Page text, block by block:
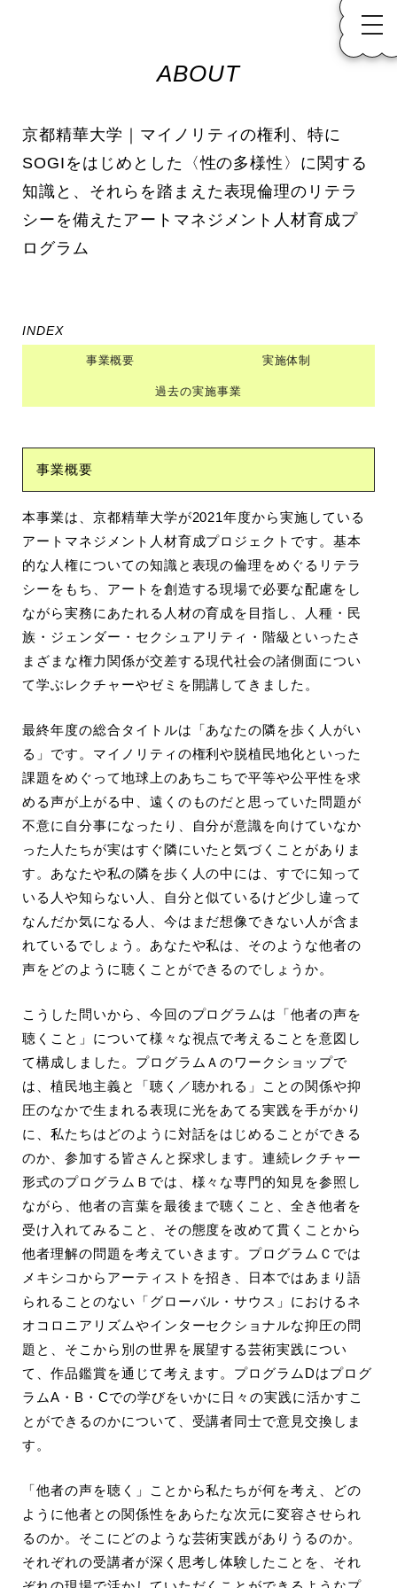
ABOUT
京都精華大学｜マイノリティの権利、特に
SOGIをはじめとした〈性の多様性〉に関する
知識と、それらを踏まえた表現倫理のリテラ
シーを備えたアートマネジメント人材育成プ
ログラム
INDEX
事業概要 実施体制
過去の実施事業
事業概要
本事業は、京都精華大学が2021年度から実施している
アートマネジメント人材育成プロジェクトです。基本
的な人権についての知識と表現の倫理をめぐるリテラ
シーをもち、アートを創造する現場で必要な配慮をし
ながら実務にあたれる人材の育成を目指し、人種・民
族・ジェンダー・セクシュアリティ・階級といったさ
まざまな権力関係が交差する現代社会の諸側面につい
て学ぶレクチャーやゼミを開講してきました。
最終年度の総合タイトルは「あなたの隣を歩く人がい
る」です。マイノリティの権利や脱植民地化といった
課題をめぐって地球上のあちこちで平等や公平性を求
める声が上がる中、遠くのものだと思っていた問題が
不意に自分事になったり、自分が意識を向けていなか
った人たちが実はすぐ隣にいたと気づくことがありま
す。あなたや私の隣を歩く人の中には、すでに知って
いる人や知らない人、自分と似ているけど少し違って
なんだか気になる人、今はまだ想像できない人が含ま
れているでしょう。あなたや私は、そのような他者の
声をどのように聴くことができるのでしょうか。
こうした問いから、今回のプログラムは「他者の声を
聴くこと」について様々な視点で考えること を意図し
て構成しました。プログラムＡのワークショップで
は、植民地主義と「聴く／聴かれる」ことの関係や抑
圧のなかで生まれる表現に光をあてる実践を手がかり
に、私たちはどのように対話をはじめることができる
のか、参加する皆さんと探求します。連続レクチャー
形式のプログラムＢでは、様々な専門的知見を参照し
ながら、他者の言葉を最後まで聴くこと、全き他者を
受け入れてみること、その態度を改めて貫くことから
他者理解の問題を考えていきます。プログラムＣでは
メキシコからアーティストを招き、日本ではあまり語
られることのない「グローバル・サウス」におけるネ
オコロニアリズムやインターセクショナルな抑圧の問
題と、そこから別の世界を展望する芸術実践につい
て、作品鑑賞を通じて考えます。プログラムDはプログ
ラムA・B・Cでの学びをいかに日々の実践に活かすこ
とができるのかについて、受講者同士で意見交換しま
す。
「他者の声を聴く」ことから私たちが何を考え、どの
ように他者との関係性をあらたな次元に変容させられ
るのか。そこにどのような芸術実践がありうるのか。
それぞれの受講者が深く思考し体験したことを、それ